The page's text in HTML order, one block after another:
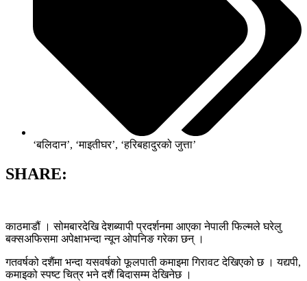
‘बलिदान’, ‘माइतीघर’, ‘हरिबहादुरको जुत्ता’
SHARE:
काठमाडौं । सोमबारदेखि देशब्यापी प्रदर्शनमा आएका नेपाली फिल्मले घरेलु
बक्सअफिसमा अपेक्षाभन्दा न्यून ओपनिङ गरेका छन् ।
गतवर्षको दशैंमा भन्दा यसवर्षको फूलपाती कमाइमा गिरावट देखिएको छ । यद्यपी,
कमाइको स्पष्ट चित्र भने दशैं बिदासम्म देखिनेछ ।